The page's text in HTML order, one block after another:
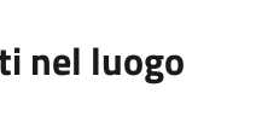
nel luogo